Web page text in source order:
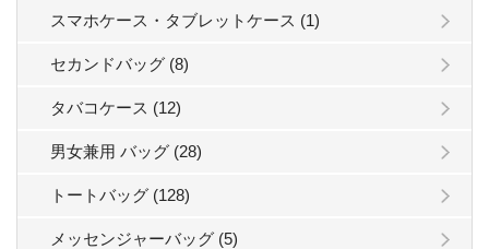
スマホケース・タブレットケース (1)
セカンドバッグ (8)
タバコケース (12)
男女兼用 バッグ (28)
トートバッグ (128)
メッセンジャーバッグ (5)